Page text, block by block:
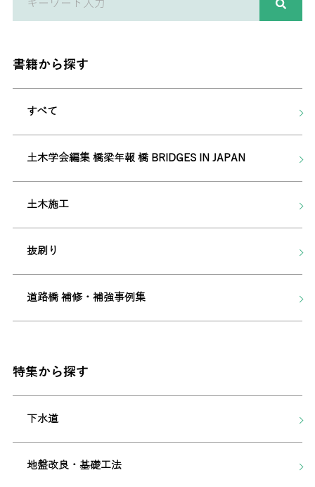
書籍から探す
すべて
土木学会編集 橋梁年報 橋 BRIDGES IN JAPAN
土木施工
抜刷り
道路橋 補修・補強事例集
特集から探す
下水道
地盤改良・基礎工法